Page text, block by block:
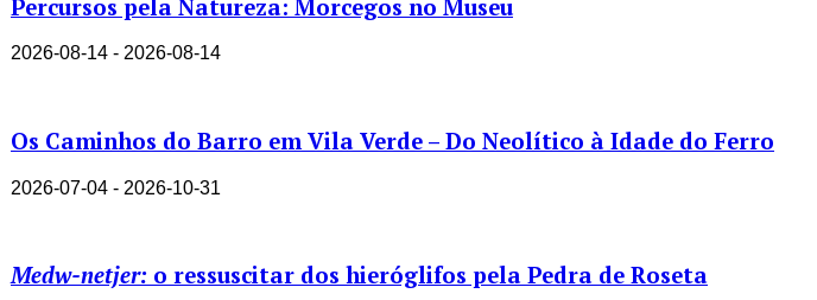
Percursos pela Natureza: Morcegos no Museu
2026-08-14 - 2026-08-14
Os Caminhos do Barro em Vila Verde – Do Neolítico à Idade do Ferro
2026-07-04 - 2026-10-31
Medw-netjer: o ressuscitar dos hieróglifos pela Pedra de Roseta